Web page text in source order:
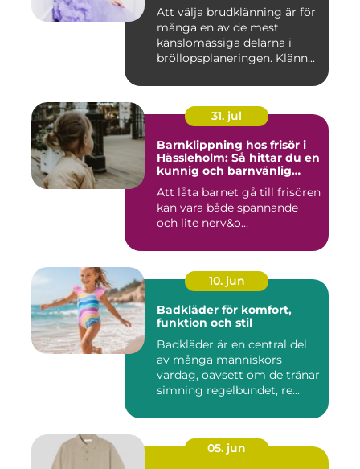
Att välja brudklänning är för
många en av de mest
känslomässiga delarna i
bröllopsplaneringen. Klänn...
31. jul
Barnklippning hos frisör i
Hässleholm: Så hittar du en
kunnig och barnvänlig
Att låta barnet gå till frisören
kan vara både spännande
och lite nerv&o...
10. jun
Badkläder för komfort,
funktion och stil
Badkläder är en central del
av många människors
vardag, oavsett om de tränar
simning regelbundet, re...
05. jun